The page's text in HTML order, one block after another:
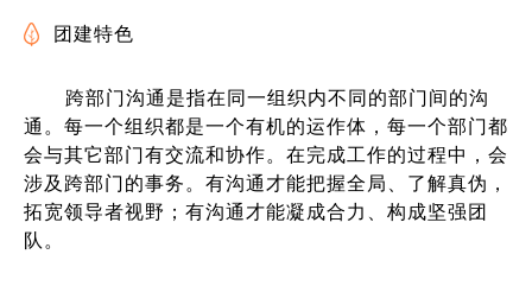
团建特色
跨部门沟通是指在同一组织内不同的部门间的沟
通。每一个组织都是一个有机的运作体，每一个部门都
会与其它部门有交流和协作。在完成工作的过程中，会
涉及跨部门的事务。有沟通才能把握全局、了解真伪，
拓宽领导者视野；有沟通才能凝成合力、构成坚强团
队。